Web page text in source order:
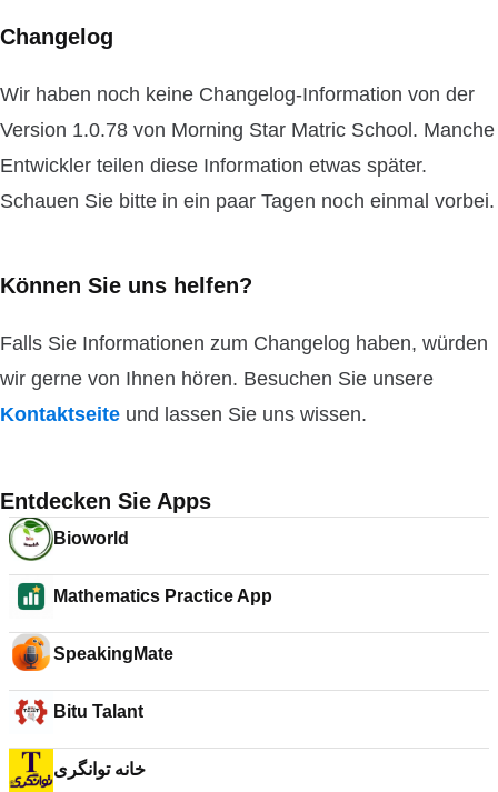
Changelog
Wir haben noch keine Changelog-Information von der
Version 1.0.78 von Morning Star Matric School. Manche
Entwickler teilen diese Information etwas später.
Schauen Sie bitte in ein paar Tagen noch einmal vorbei.
Können Sie uns helfen?
Falls Sie Informationen zum Changelog haben, würden
wir gerne von Ihnen hören. Besuchen Sie unsere
Kontaktseite und lassen Sie uns wissen.
Entdecken Sie Apps
Bioworld
Mathematics Practice App
SpeakingMate
Bitu Talant
خانه توانگری